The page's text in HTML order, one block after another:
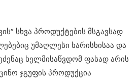
სხვა პროდუქტების მსგავსად
უმაღლესი ხარისხისაა და
ხელმისაწვდომ ფასად არის
ჯგუფის პროდუქცია